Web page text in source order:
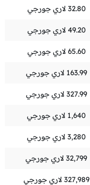
32.80 لاري جورجي
49.20 لاري جورجي
65.60 لاري جورجي
163.99 لاري جورجي
327.99 لاري جورجي
1,640 لاري جورجي
3,280 لاري جورجي
32,799 لاري جورجي
327,989 لاري جورجي